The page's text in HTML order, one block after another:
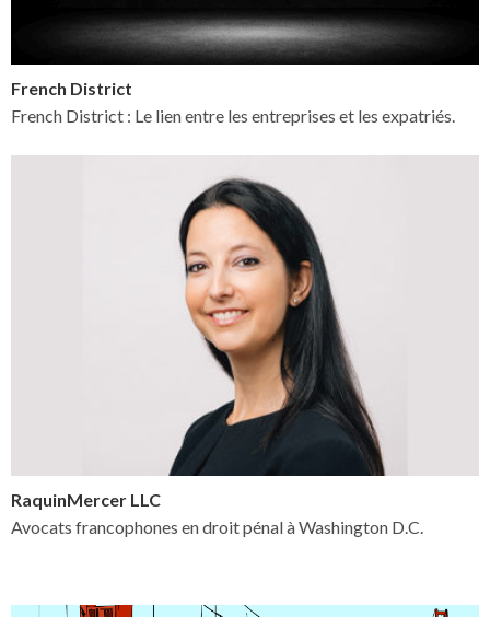
French District
French District : Le lien entre les entreprises et les expatriés.
RaquinMercer LLC
Avocats francophones en droit pénal à Washington D.C.